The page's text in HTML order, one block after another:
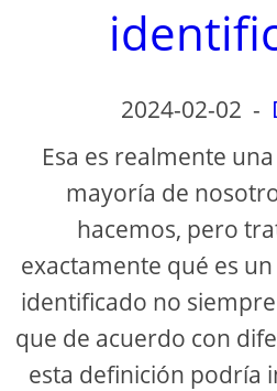
2024-02-02 -
Esa es realmente
mayoría de
hacemos, pero
exactamente qué es
identificado no
que de acuerdo con
esta definición podría